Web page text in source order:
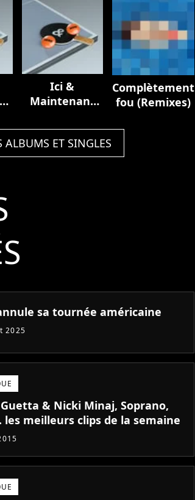
Ici &
Maintenant
Single
Complètement
fou (Remixes)
ALBUMS ET SINGLES
sa tournée américaine
2025
& Nicki Minaj, Soprano,
les meilleurs clips de la semaine